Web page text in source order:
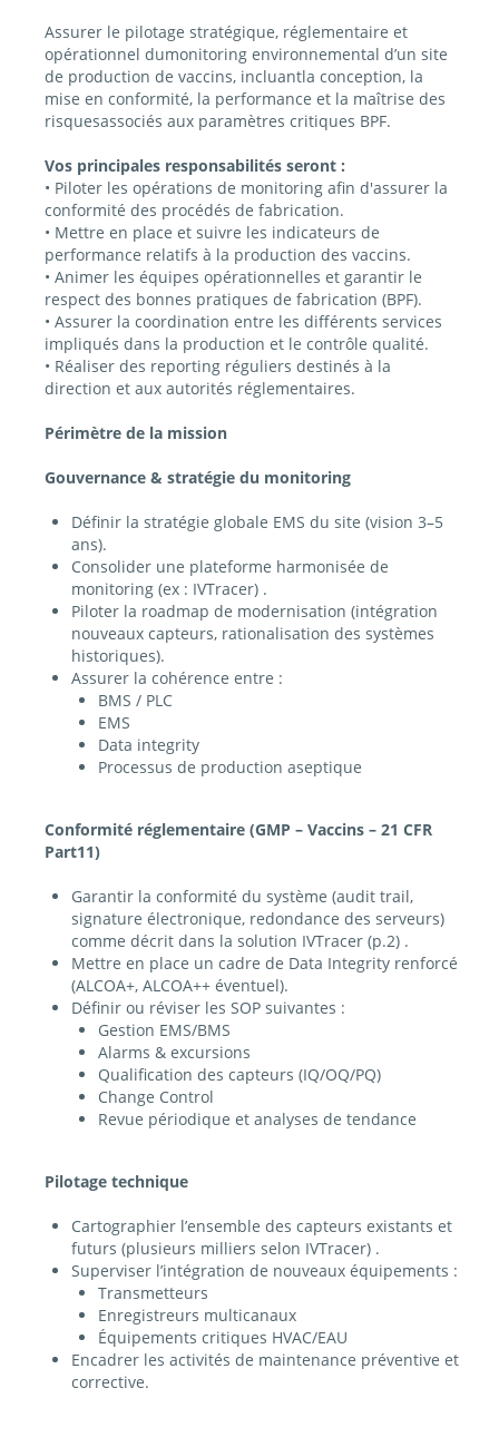
Assurer le pilotage stratégique, réglementaire et
opérationnel dumonitoring environnemental d’un site
de production de vaccins, incluantla conception, la
mise en conformité, la performance et la maîtrise des
risquesassociés aux paramètres critiques BPF.
Vos principales responsabilités seront :
• Piloter les opérations de monitoring afin d'assurer la
conformité des procédés de fabrication.
• Mettre en place et suivre les indicateurs de
performance relatifs à la production des vaccins.
• Animer les équipes opérationnelles et garantir le
respect des bonnes pratiques de fabrication (BPF).
• Assurer la coordination entre les différents services
impliqués dans la production et le contrôle qualité.
• Réaliser des reporting réguliers destinés à la
direction et aux autorités réglementaires.
Périmètre de la mission
Gouvernance & stratégie du monitoring
Définir la stratégie globale EMS du site (vision 3–5
ans).
Consolider une plateforme harmonisée de
monitoring (ex : IVTracer) .
Piloter la roadmap de modernisation (intégration
nouveaux capteurs, rationalisation des systèmes
historiques).
Assurer la cohérence entre :
BMS / PLC
EMS
Data integrity
Processus de production aseptique
Conformité réglementaire (GMP – Vaccins – 21 CFR
Part11)
Garantir la conformité du système (audit trail,
signature électronique, redondance des serveurs)
comme décrit dans la solution IVTracer (p.2) .
Mettre en place un cadre de Data Integrity renforcé
(ALCOA+, ALCOA++ éventuel).
Définir ou réviser les SOP suivantes :
Gestion EMS/BMS
Alarms & excursions
Qualification des capteurs (IQ/OQ/PQ)
Change Control
Revue périodique et analyses de tendance
Pilotage technique
Cartographier l’ensemble des capteurs existants et
futurs (plusieurs milliers selon IVTracer) .
Superviser l’intégration de nouveaux équipements :
Transmetteurs
Enregistreurs multicanaux
Équipements critiques HVAC/EAU
Encadrer les activités de maintenance préventive et
corrective.